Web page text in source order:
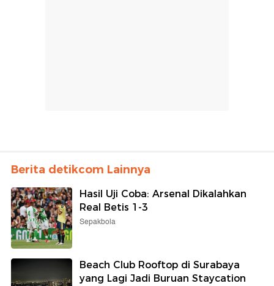
Berita detikcom Lainnya
Hasil Uji Coba: Arsenal Dikalahkan
Real Betis 1-3
Sepakbola
Beach Club Rooftop di Surabaya
yang Lagi Jadi Buruan Staycation